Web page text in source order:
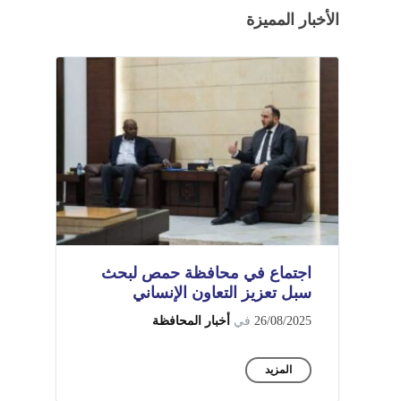
الأخبار المميزة
اجتماع في محافظة حمص لبحث
سبل تعزيز التعاون الإنساني
26/08/2025 في أخبار المحافظة
المزيد